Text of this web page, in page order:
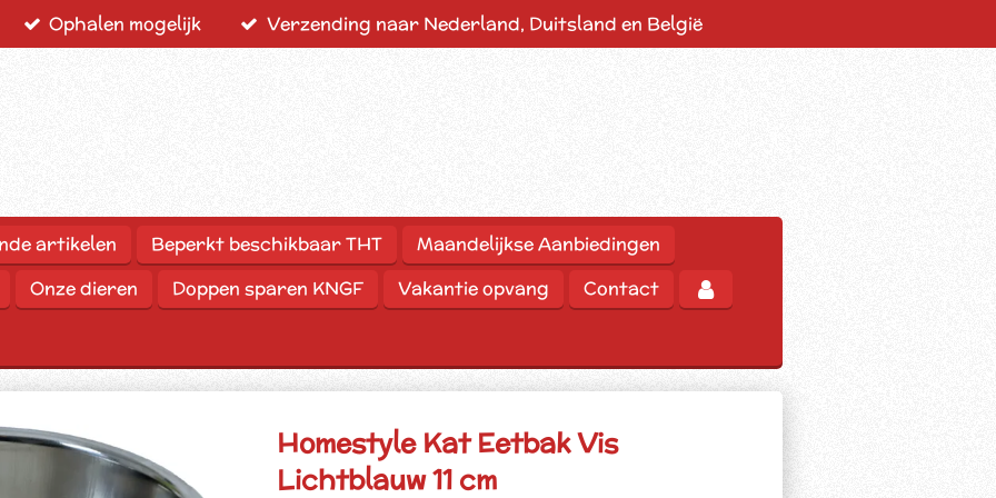
Ophalen mogelijk Verzending naar Nederland, Duitsland en België
artikelen Beperkt beschikbaar THT
Maandelijkse Aanbiedingen
Onze dieren Doppen sparen KNGF Vakantie opvang Contact
Homestyle Kat Eetbak Vis
Lichtblauw 11 cm